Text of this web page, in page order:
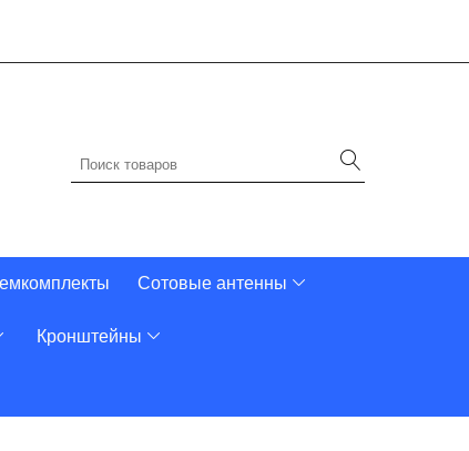
Сотовые антенны
Кронштейны